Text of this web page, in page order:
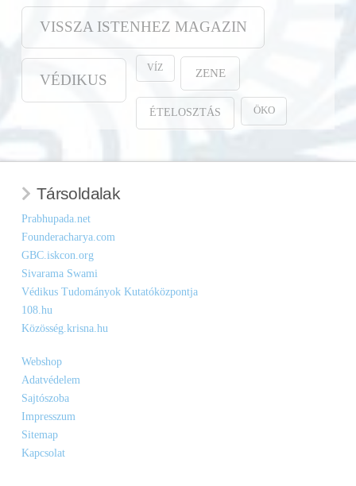
VISSZA ISTENHEZ MAGAZIN
VÉDIKUS
VÍZ ZENE
ÉTELOSZTÁS ÖKO
Társoldalak
Prabhupada.net
Founderacharya.com
GBC.iskcon.org
Sivarama Swami
Védikus Tudományok Kutatóközpontja
108.hu
Közösség.krisna.hu
Webshop
Adatvédelem
Sajtószoba
Impresszum
Sitemap
Kapcsolat